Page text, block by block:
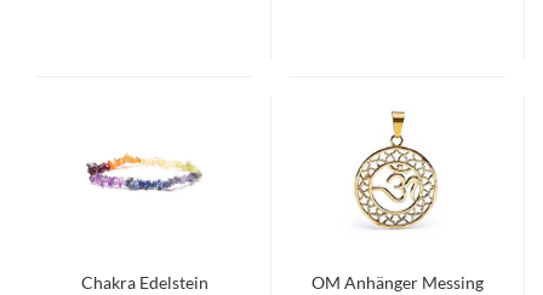
Chakra Edelstein
OM Anhänger Messing